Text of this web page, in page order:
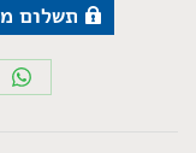
תשלום